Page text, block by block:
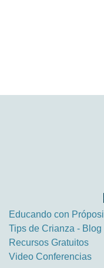
Educando con
Tips de Crianza - Blog
Recursos Gratuitos
Video Conferencias